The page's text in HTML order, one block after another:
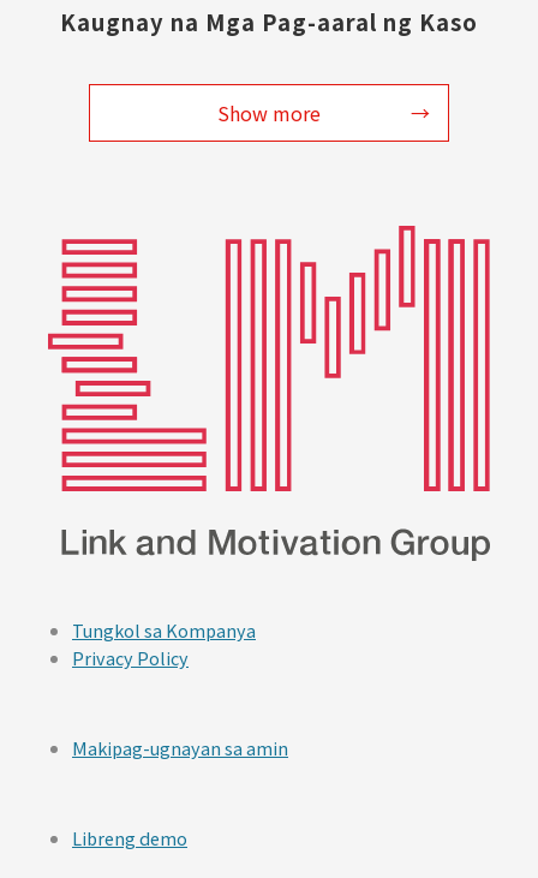
Kaugnay na Mga Pag-aaral ng Kaso
Show more
Tungkol sa Kompanya
Privacy Policy
Makipag-ugnayan sa amin
Libreng demo